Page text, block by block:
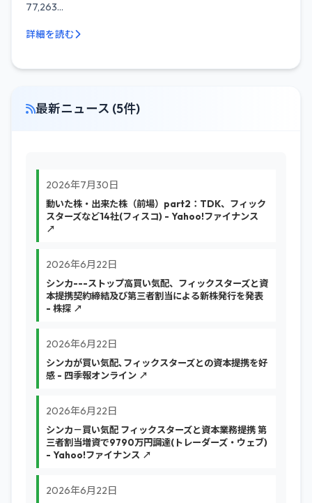
77,263...
詳細を読む
最新ニュース (5件)
2026年7月30日
動いた株・出来た株（前場）part2：TDK、フィック
スターズなど14社(フィスコ) - Yahoo!ファイナンス
↗
2026年6月22日
シンカ---ストップ高買い気配、フィックスターズと資
本提携契約締結及び第三者割当による新株発行を発表
- 株探 ↗
2026年6月22日
シンカが買い気配､フィックスターズとの資本提携を好
感 - 四季報オンライン ↗
2026年6月22日
シンカ－買い気配 フィックスターズと資本業務提携 第
三者割当増資で9790万円調達(トレーダーズ・ウェブ)
- Yahoo!ファイナンス ↗
2026年6月22日